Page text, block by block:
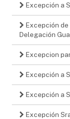
Excepción a
Excepción de
Delegación
Excepcion
Excepción a
Excepción a
Excepción